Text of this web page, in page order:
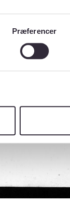
Præferencer